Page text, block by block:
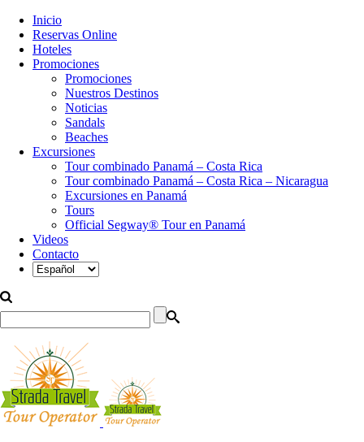
Inicio
Reservas Online
Hoteles
Promociones
Promociones
Nuestros Destinos
Noticias
Sandals
Beaches
Excursiones
Tour combinado Panamá – Costa Rica
Tour combinado Panamá – Costa Rica – Nicaragua
Excursiones en Panamá
Tours
Official Segway® Tour en Panamá
Videos
Contacto